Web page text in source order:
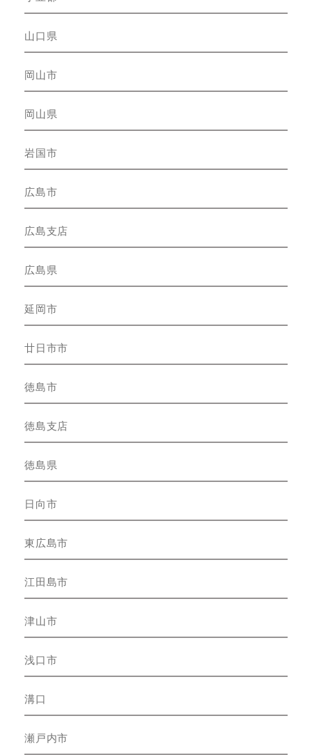
山口県
岡山市
岡山県
岩国市
広島市
広島支店
広島県
延岡市
廿日市市
徳島市
徳島支店
徳島県
日向市
東広島市
江田島市
津山市
浅口市
溝口
瀬戸内市